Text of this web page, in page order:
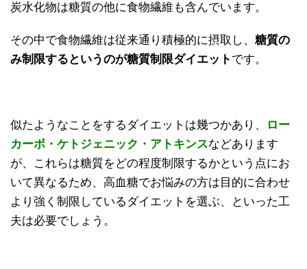
炭水化物は糖質の他に食物繊維も含んでいます。
その中で食物繊維は従来通り積極的に摂取し、 糖質の
み制限するというのが糖質制限ダイエット です。
似たようなことをするダイエットは幾つかあり、
ロー
カーボ・ケトジェニック・アトキンスなどあります
が、これらは糖質をどの程度制限するかという点にお
いて異なるため、高血糖でお悩みの方は目的に合わせ
より強く制限しているダイエットを選ぶ、といった工
夫は必要でしょう。